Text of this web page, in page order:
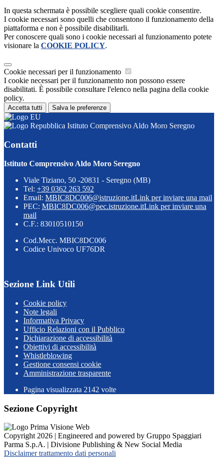
In questa schermata è possibile scegliere quali cookie consentire.
I cookie necessari sono quelli che consentono il funzionamento della
piattaforma e non è possibile disabilitarli.
Per conoscere quali sono i cookie necessari al funzionamento potete
visionare la COOKIE POLICY.
Cookie necessari per il funzionamento
I cookie necessari per il funzionamento non possono essere
disabilitati. È possibile consultare l'elenco nella pagina della cookie
policy.
Accetta tutti Salva le preferenze
Istituto Comprensivo Aldo Moro Seregno
Contatti
Istituto Comprensivo Aldo Moro Seregno
Viale Tiziano, 50 -20831 - Seregno (MB)
Tel: +39 0362 263 592
Email: MBIC8DC006@istruzione.itLink per inviare una mail
PEC: MBIC8DC006@pec.istruzione.itLink per inviare una
mail
C.F.: 83010510150
Cod.Mecc. MBIC8DC006
Codice Univoco UF76DR
Sezione Link Utili
Cookie policy
Note legali
Informativa Privacy
Ufficio Relazioni con il Pubblico
Dichiarazione di accessibilità
Obiettivi di accessibilità
Whistleblowing
Gestione consensi cookie
Amministrazione trasparente
Pagina visualizzata 2142 volte
Sezione Copyright
Copyright 2026 | Engineered and powered by Gruppo Spaggiari
Parma S.p.A. | Divisione Publishing & New Social Media
Disclaimer trattamento dati personali